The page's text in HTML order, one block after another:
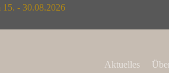
15. - 30.08.2026
Aktuelles